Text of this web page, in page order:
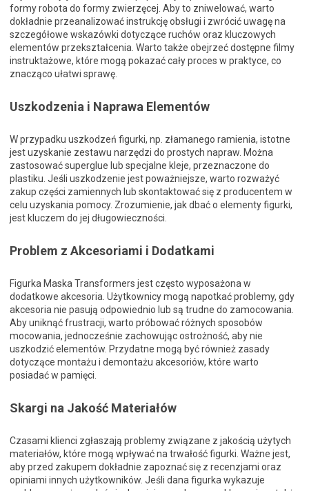
formy robota do formy zwierzęcej. Aby to zniwelować, warto
dokładnie przeanalizować instrukcję obsługi i zwrócić uwagę na
szczegółowe wskazówki dotyczące ruchów oraz kluczowych
elementów przekształcenia. Warto także obejrzeć dostępne filmy
instruktażowe, które mogą pokazać cały proces w praktyce, co
znacząco ułatwi sprawę.
Uszkodzenia i Naprawa Elementów
W przypadku uszkodzeń figurki, np. złamanego ramienia, istotne
jest uzyskanie zestawu narzędzi do prostych napraw. Można
zastosować superglue lub specjalne kleje, przeznaczone do
plastiku. Jeśli uszkodzenie jest poważniejsze, warto rozważyć
zakup części zamiennych lub skontaktować się z producentem w
celu uzyskania pomocy. Zrozumienie, jak dbać o elementy figurki,
jest kluczem do jej długowieczności.
Problem z Akcesoriami i Dodatkami
Figurka Maska Transformers jest często wyposażona w
dodatkowe akcesoria. Użytkownicy mogą napotkać problemy, gdy
akcesoria nie pasują odpowiednio lub są trudne do zamocowania.
Aby uniknąć frustracji, warto próbować różnych sposobów
mocowania, jednocześnie zachowując ostrożność, aby nie
uszkodzić elementów. Przydatne mogą być również zasady
dotyczące montażu i demontażu akcesoriów, które warto
posiadać w pamięci.
Skargi na Jakość Materiałów
Czasami klienci zgłaszają problemy związane z jakością użytych
materiałów, które mogą wpływać na trwałość figurki. Ważne jest,
aby przed zakupem dokładnie zapoznać się z recenzjami oraz
opiniami innych użytkowników. Jeśli dana figurka wykazuje